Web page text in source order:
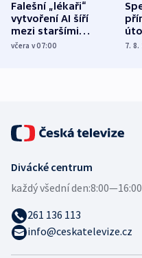
Falešní „lékaři“
vytvoření AI šíří
mezi staršími
Poláky nebezpečné
včera v 07:00 7. 8.
Divácké centrum
každý všední den:
261 136 113
info@ceskatelevize.cz